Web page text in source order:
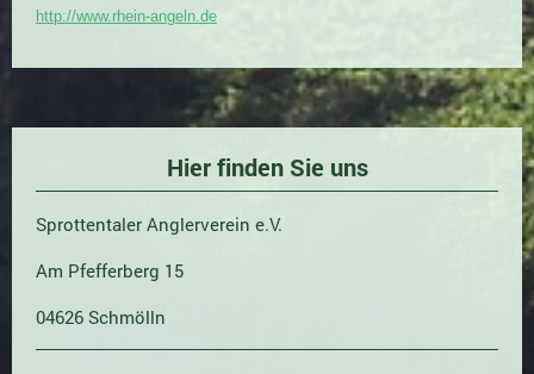
http://www.rhein-angeln.de
Hier finden Sie uns
Sprottentaler Anglerverein e.V.
Am Pfefferberg 15
04626 Schmölln